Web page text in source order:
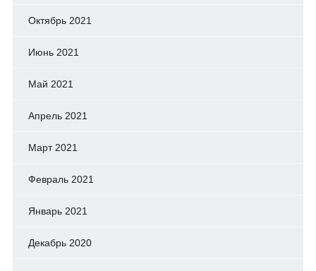
Октябрь 2021
Июнь 2021
Май 2021
Апрель 2021
Март 2021
Февраль 2021
Январь 2021
Декабрь 2020